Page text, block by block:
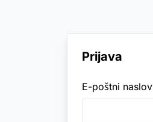
Prijava
E-poštni naslov